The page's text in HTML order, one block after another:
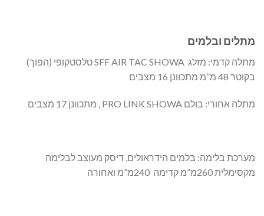
מתלים ובלמים
מתלה קדמי: מזלג SFF AIR TAC SHOWA טלסטקופי (הפוך)
בקוטר 48 מ”מ מתכוונן 16 מצבים
מתלה אחורי: בולם PRO LINK SHOWA , מתכוונן 17 מצבים
מערכת בלימה: בלמים הידראולים, דיסק מעוצב לבלימה
מקסימלית 260מ”מ קדימה 240מ”מ ואחורה